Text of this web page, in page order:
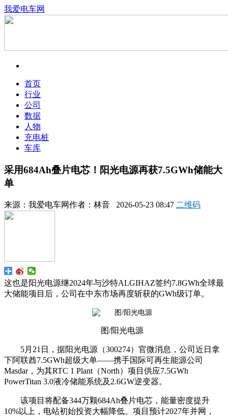
我爱电车网
首页
行业
公司
数据
人物
充电桩
车库
采用684Ah叠片电芯！阳光电源再获7.5GWh储能大
单
来源： 我爱电车网作者： 林音 2026-05-23 08:47 二维码
这也是阳光电源继2024年与沙特ALGIHAZ签约7.8GWh全球最
大储能项目后，公司在中东市场再度斩获的GWh级订单。
图/阳光电源
5月21日，据阳光电源（300274）官微消息，公司近日拿
下阿联酋7.5GWh超级大单——携手国际可再生能源公司
Masdar，为其RTC 1 Plant（North）项目供应7.5GWh
PowerTitan 3.0液冷储能系统及2.6GW逆变器。
该项目将配备344万颗684Ah叠片电芯，能量密度提升
10%以上，电站初始投资大幅降低。项目预计2027年并网，